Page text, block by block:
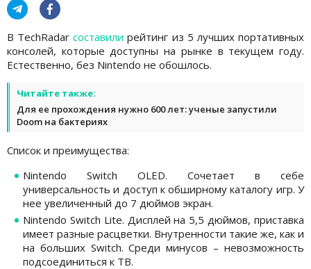
В TechRadarсоставили рейтинг из 5 лучших портативных
консолей, которые доступны на рынке в текущем году.
Естественно, без Nintendo не обошлось.
Читайте также:
Для ее прохождения нужно 600 лет: ученые запустили
Doom на бактериях
Список и преимущества:
Nintendo Switch OLED. Сочетает в себе
универсальность и доступ к обширному каталогу игр. У
нее увеличенный до 7 дюймов экран.
Nintendo Switch Lite. Дисплей на 5,5 дюймов, приставка
имеет разные расцветки. Внутренности такие же, как и
на больших Switch. Среди минусов – невозможность
подсоединиться к ТВ.